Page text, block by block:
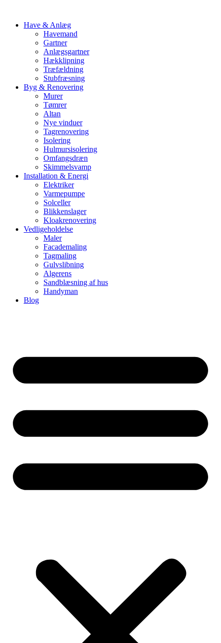
Have & Anlæg
Havemand
Gartner
Anlægsgartner
Hækklipning
Træfældning
Stubfræsning
Byg & Renovering
Murer
Tømrer
Altan
Nye vinduer
Tagrenovering
Isolering
Hulmursisolering
Omfangsdræn
Skimmelsvamp
Installation & Energi
Elektriker
Varmepumpe
Solceller
Blikkenslager
Kloakrenovering
Vedligeholdelse
Maler
Facademaling
Tagmaling
Gulvslibning
Algerens
Sandblæsning af hus
Handyman
Blog